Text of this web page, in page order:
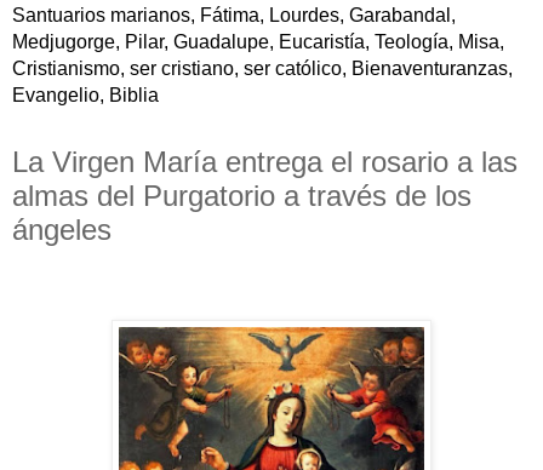
Santuarios marianos, Fátima, Lourdes, Garabandal,
Medjugorge, Pilar, Guadalupe, Eucaristía, Teología, Misa,
Cristianismo, ser cristiano, ser católico, Bienaventuranzas,
Evangelio, Biblia
La Virgen María entrega el rosario a las
almas del Purgatorio a través de los
ángeles